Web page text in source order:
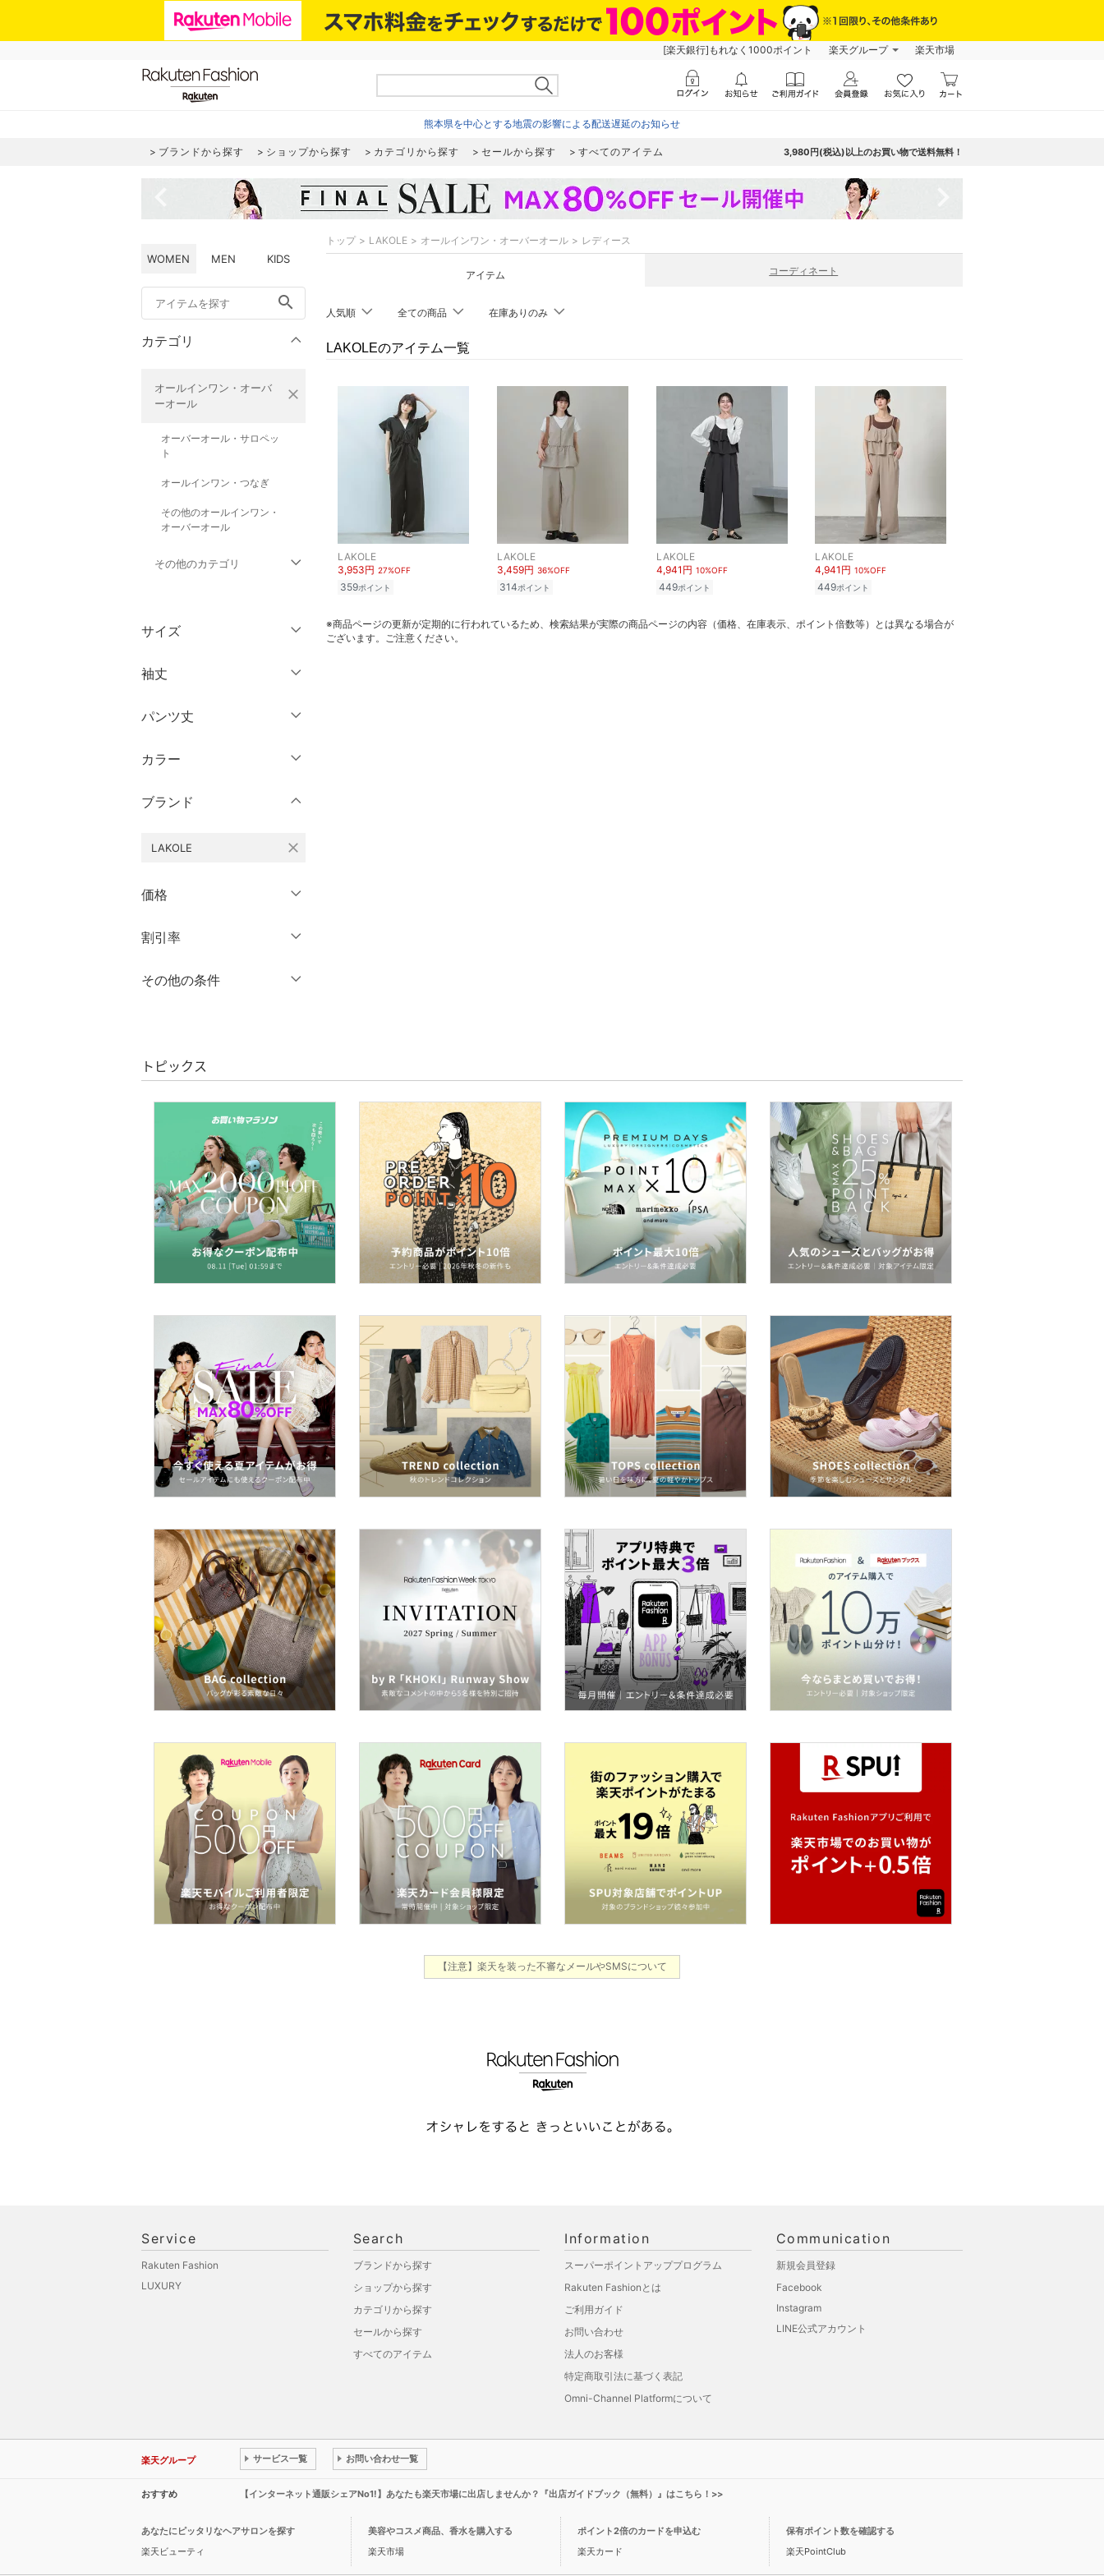
[楽天銀行]もれなく1000ポイント 楽天グループ 楽天市場
熊本県を中心とする地震の影響による配送遅延のお知らせ
ブランドから探す ショップから探す カテゴリから探す セールから探す すべてのアイテム 3,980円(税込)以上のお買い物で送料無料！
WOMEN MEN KIDS
search
カテゴリ
オールインワン・オーバ
ーオール
close
オーバーオール・サロペッ
ト
オールインワン・つなぎ
その他のオールインワン・
オーバーオール
その他のカテゴリ
パンツ
ワンピース・ドレス
スカート
バッグ
アクセサリー・腕時計
帽子
ヘアアクセサリー
マタニティウェア・ベビ
スーツ・フォーマル
水着・スイムグッズ
スキンケア
ベースメイク
メイクアップ
ネイル
ボディケア・オーラルケ
ア
フレグランス
メイク道具・美容器具
コフレ・キット・セット
食器・調理器具・キッチ
ン用品
スマホグッズ・オーディ
オ機器
スポーツ・アウトドア用
品
文房具
ペット用品
サイズ
ウェア（S/M/L）
XL
袖丈
ノースリーブ
半袖
長袖
クリア 絞り込み
パンツ丈
～ 3分丈
5分丈・ハーフ
10分丈
カラー
クリア
ブランド
LAKOLE close
価格
絞り込み
割引率
％OFF～ ％OFF
その他の条件
クリア 絞り込み
トップ LAKOLE オールインワン・オーバーオール レディース
アイテム コーディネート
人気順 全ての商品 在庫ありのみ
LAKOLEのアイテム一覧
LAKOLE
3,953円 27%OFF
359ポイント
LAKOLE
3,459円 36%OFF
314ポイント
LAKOLE
4,941円 10%OFF
449ポイント
LAKOLE
4,941円 10%OFF
449ポイント
※商品ページの更新が定期的に行われているため、検索結果が実際の商品ページの内容（価格、在庫表示、ポイント倍数等）とは異なる場合が
ございます。ご注意ください。
トピックス
【注意】楽天を装った不審なメールやSMSについて
Service
Rakuten Fashion
LUXURY
Search
ブランドから探す
ショップから探す
カテゴリから探す
セールから探す
すべてのアイテム
Information
スーパーポイントアッププログラム
Rakuten Fashionとは
ご利用ガイド
お問い合わせ
法人のお客様
特定商取引法に基づく表記
Omni-Channel Platformについて
Communication
新規会員登録
Facebook
Instagram
LINE公式アカウント
楽天グループ サービス一覧 お問い合わせ一覧
おすすめ 【インターネット通販シェアNo1!】あなたも楽天市場に出店しませんか？『出店ガイドブック（無料）』はこちら！>>
あなたにピッタリなヘアサロンを探す
楽天ビューティ
美容やコスメ商品、香水を購入する
楽天市場
ポイント2倍のカードを申込む
楽天カード
保有ポイント数を確認する
楽天PointClub